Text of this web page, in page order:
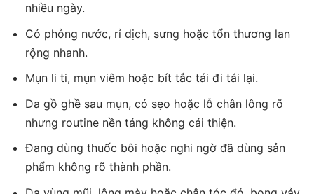
nhiều ngày.
Có phỏng nước, rỉ dịch, sưng hoặc tổn thương lan
rộng nhanh.
Mụn li ti, mụn viêm hoặc bít tắc tái đi tái lại.
Da gồ ghề sau mụn, có sẹo hoặc lỗ chân lông rõ
nhưng routine nền tảng không cải thiện.
Đang dùng thuốc bôi hoặc nghi ngờ đã dùng sản
phẩm không rõ thành phần.